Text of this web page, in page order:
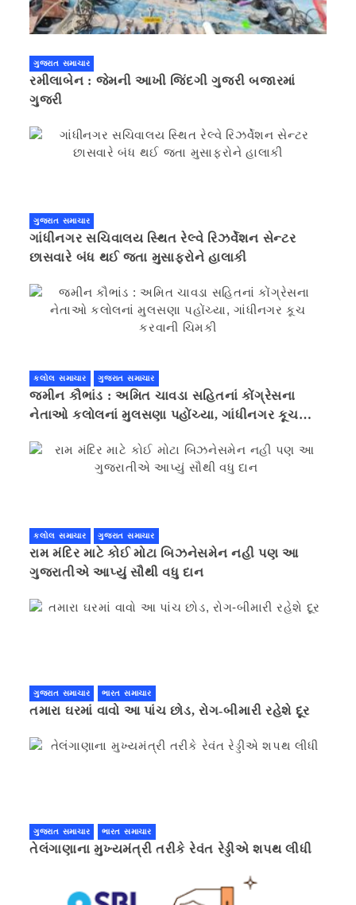
ગુજરાત સમાચાર
રમીલાબેન : જેમની આખી જિંદગી ગુજરી બજારમાં
ગુજરી
ગુજરાત સમાચાર
ગાંધીનગર સચિવાલય સ્થિત રેલ્વે રિઝર્વેશન સેન્ટર
છાસવારે બંધ થઈ જતા મુસાફરોને હાલાકી
કલોલ સમાચાર ગુજરાત સમાચાર
જમીન કૌભાંડ : અમિત ચાવડા સહિતનાં કોંગ્રેસના
નેતાઓ કલોલનાં મુલસણા પહોંચ્યા, ગાંધીનગર કૂચ
કલોલ સમાચાર ગુજરાત સમાચાર
રામ મંદિર માટે કોઈ મોટા બિઝનેસમેન નહી પણ આ
ગુજરાતીએ આપ્યું સૌથી વધુ દાન
ગુજરાત સમાચાર ભારત સમાચાર
તમારા ઘરમાં વાવો આ પાંચ છોડ, રોગ-બીમારી રહેશે દૂર
ગુજરાત સમાચાર ભારત સમાચાર
તેલંગાણાના મુખ્યમંત્રી તરીકે રેવંત રેડ્ડીએ શપથ લીધી